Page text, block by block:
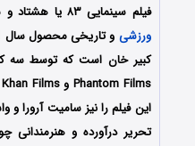
فیلم سینمایی ۸۳ یا هشتاد و سه (
ورزشی
این فیلم را نیز سامیت آرورا
تحریر درآورده و هنرمندانی